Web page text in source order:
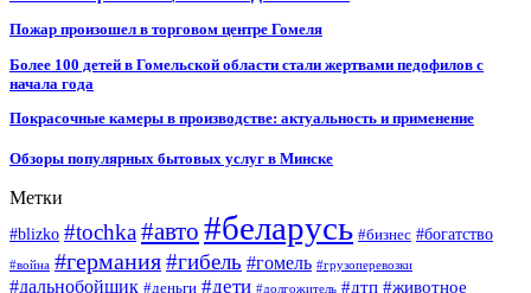
Пожар произошел в торговом центре Гомеля
Более 100 детей в Гомельской области стали жертвами педофилов с
начала года
Покрасочные камеры в производстве: актуальность и применение
Обзоры популярных бытовых услуг в Минске
Метки
#blizko #tochka#авто #беларусь #бизнес #богатство
#война #германия#гибель #гомель #грузоперевозки
#дальнобойщик #деньги #дети #долгожитель #дтп #животное